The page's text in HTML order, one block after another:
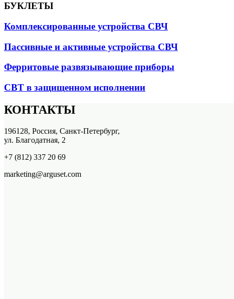
БУКЛЕТЫ
Комплексированные устройства СВЧ
Пассивные и активные устройства СВЧ
Ферритовые развязывающие приборы
СВТ в защищенном исполнении
КОНТАКТЫ
196128, Россия, Санкт-Петербург,
ул. Благодатная, 2
+7 (812) 337 20 69
marketing@arguset.com